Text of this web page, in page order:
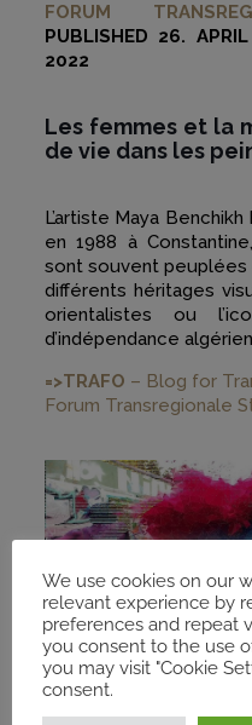
FORUM
PUBLISHED 26.
2022
Les femmes et la
de vie dans les
L’artiste Maya
en 1988 à
sont souvent
différents héritages
orientalistes ou
d’indépendance
=>TRAFO – Blog for
Forum Transregionale
We use cookies on our
relevant experience by
preferences and repeat
you consent to the use
you may visit "Cookie
consent.